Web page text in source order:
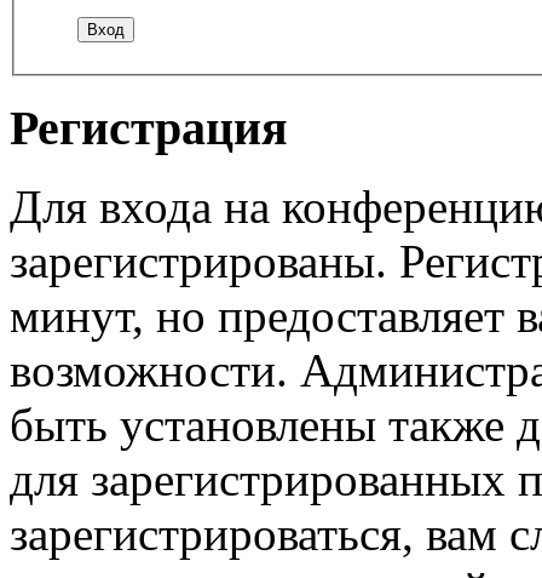
Регистрация
Для входа на
зарегистрированы.
минут, но предоставляет
возможности.
быть установлены также
для зарегистрированных
зарегистрироваться, вам